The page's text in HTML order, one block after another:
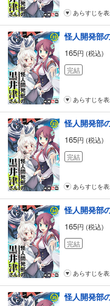
あらすじを
怪人開発部
165円 (税込)
完結
あらすじを
怪人開発部
165円 (税込)
完結
あらすじを
怪人開発部
165円 (税込)
完結
あらすじを
怪人開発部